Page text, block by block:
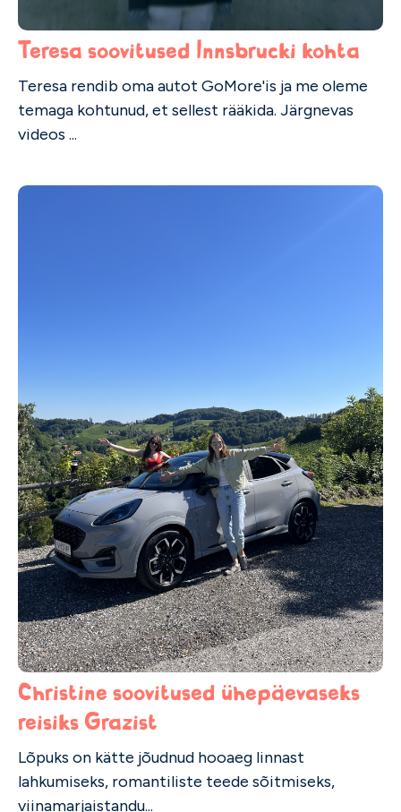
Teresa soovitused Innsbrucki kohta
Teresa rendib oma autot GoMore'is ja me oleme
temaga kohtunud, et sellest rääkida. Järgnevas
videos ...
Christine soovitused ühepäevaseks
reisiks Grazist
Lõpuks on kätte jõudnud hooaeg linnast
lahkumiseks, romantiliste teede sõitmiseks,
viinamarjaistandu...